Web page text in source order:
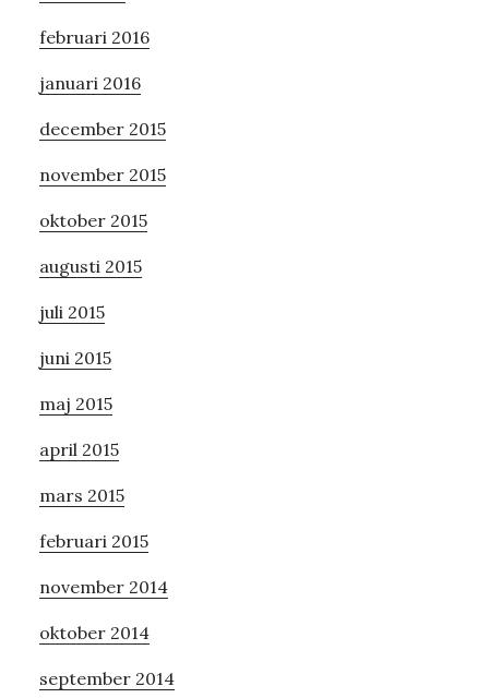
februari 2016
januari 2016
december 2015
november 2015
oktober 2015
augusti 2015
juli 2015
juni 2015
maj 2015
april 2015
mars 2015
februari 2015
november 2014
oktober 2014
september 2014